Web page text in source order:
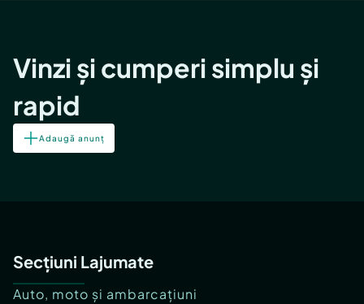
Vinzi și cumperi simplu și
rapid
Adaugă anunț
Secțiuni Lajumate
Auto, moto și ambarcațiuni